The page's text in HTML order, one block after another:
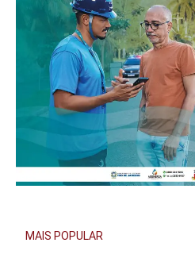
MAIS POPULAR